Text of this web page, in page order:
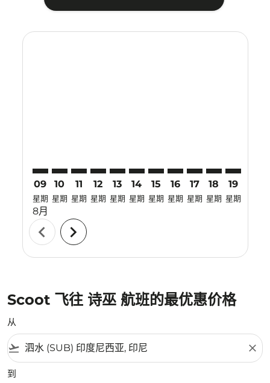
09
星期
8月
10
星期
11
星期
12
星期
13
星期
14
星期
15
星期
16
星期
17
星期
18
星期
19
星期
chevron_left chevron_right
Scoot 飞往 诗巫 航班的最优惠价格
从
flight_takeoff close
到